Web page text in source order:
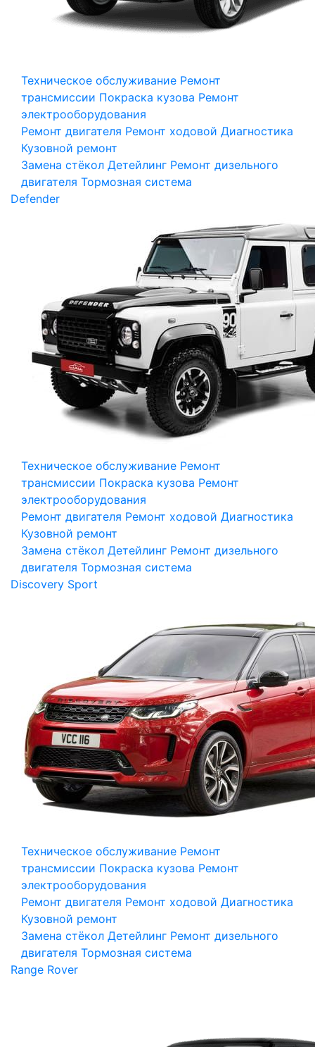
Техническое обслуживание Ремонт
трансмиссии Покраска кузова Ремонт
электрооборудования
Ремонт двигателя Ремонт ходовой Диагностика
Кузовной ремонт
Замена стёкол Детейлинг Ремонт дизельного
двигателя Тормозная система
Defender
Техническое обслуживание Ремонт
трансмиссии Покраска кузова Ремонт
электрооборудования
Ремонт двигателя Ремонт ходовой Диагностика
Кузовной ремонт
Замена стёкол Детейлинг Ремонт дизельного
двигателя Тормозная система
Discovery Sport
Техническое обслуживание Ремонт
трансмиссии Покраска кузова Ремонт
электрооборудования
Ремонт двигателя Ремонт ходовой Диагностика
Кузовной ремонт
Замена стёкол Детейлинг Ремонт дизельного
двигателя Тормозная система
Range Rover